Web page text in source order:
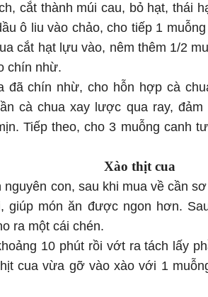
cắt thành múi cau, bỏ hạt, thái
ô liu vào chảo, cho tiếp 1
cắt hạt lựu vào, nêm thêm 1/2
chín nhừ.
đã chín nhừ, cho hỗn hợp cà
cà chua xay lược qua ray,
Tiếp theo, cho 3 muỗng canh
Xào thịt cua
con, sau khi mua về cần
giúp món ăn được ngon hơn.
ra một cái chén.
10 phút rồi vớt ra tách lấy
cua vừa gỡ vào xào với 1